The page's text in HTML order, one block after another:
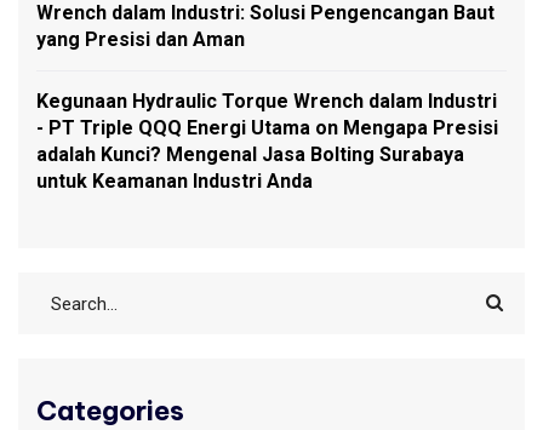
Wrench dalam Industri: Solusi Pengencangan Baut
yang Presisi dan Aman
Kegunaan Hydraulic Torque Wrench dalam Industri
- PT Triple QQQ Energi Utama on Mengapa Presisi
adalah Kunci? Mengenal Jasa Bolting Surabaya
untuk Keamanan Industri Anda
Categories